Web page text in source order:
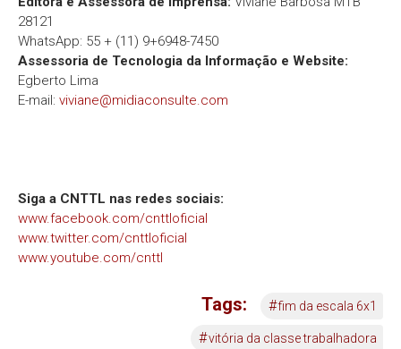
28121
WhatsApp: 55 + (11) 9+6948-7450
Assessoria de Tecnologia da Informação e Website:
Egberto Lima
E-mail: viviane@midiaconsulte.com
Siga a CNTTL nas redes sociais:
www.facebook.com/cnttloficial
www.twitter.com/cnttloficial
www.youtube.com/cnttl
Tags: #fim da escala 6x1
#vitória da classe trabalhadora